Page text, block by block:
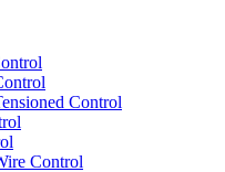
Control
Control